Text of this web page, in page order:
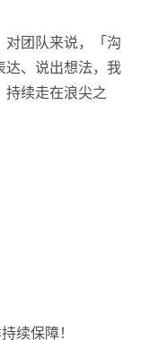
对团队来说，「沟
达、说出想法，我
持续走在浪尖之
续保障！